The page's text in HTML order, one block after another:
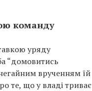
команду
уряду
“домовитись
врученням їй
те, що у владі триває